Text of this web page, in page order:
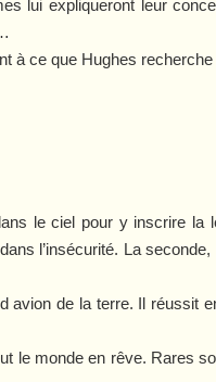
lui expliqueront leur
à ce que Hughes
le ciel pour y inscrire la
l’insécurité. La
avion de la terre. Il réussit
le monde en rêve. Rares